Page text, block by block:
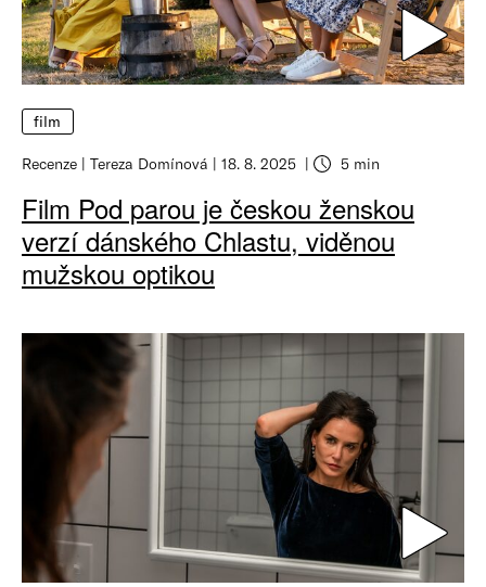
film
Recenze Tereza Domínová 18. 8. 2025 5 min
Film Pod parou je českou ženskou
verzí dánského Chlastu, viděnou
mužskou optikou